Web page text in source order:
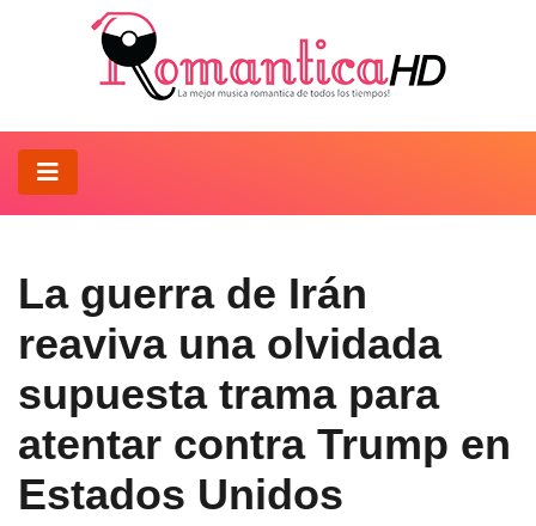
La guerra de Irán
reaviva una olvidada
supuesta trama para
atentar contra Trump en
Estados Unidos